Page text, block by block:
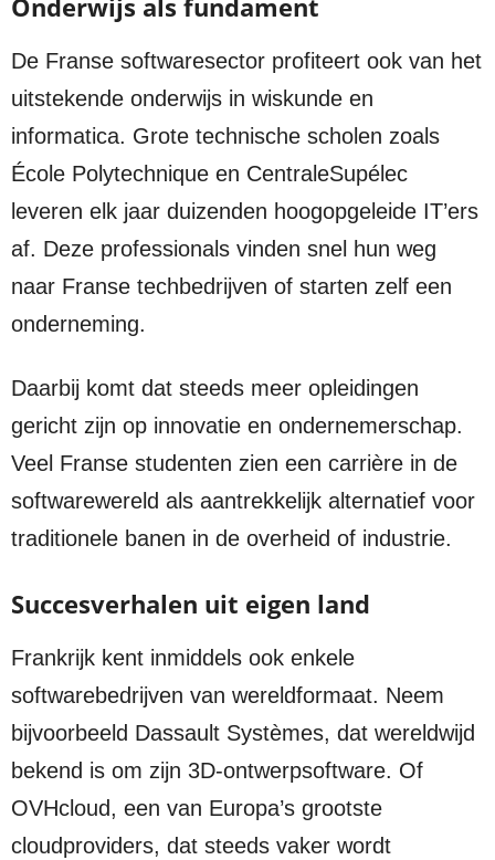
Onderwijs als fundament
De Franse softwaresector profiteert ook van het
uitstekende onderwijs in wiskunde en
informatica. Grote technische scholen zoals
École Polytechnique en CentraleSupélec
leveren elk jaar duizenden hoogopgeleide IT’ers
af. Deze professionals vinden snel hun weg
naar Franse techbedrijven of starten zelf een
onderneming.
Daarbij komt dat steeds meer opleidingen
gericht zijn op innovatie en ondernemerschap.
Veel Franse studenten zien een carrière in de
softwarewereld als aantrekkelijk alternatief voor
traditionele banen in de overheid of industrie.
Succesverhalen uit eigen land
Frankrijk kent inmiddels ook enkele
softwarebedrijven van wereldformaat. Neem
bijvoorbeeld Dassault Systèmes, dat wereldwijd
bekend is om zijn 3D-ontwerpsoftware. Of
OVHcloud, een van Europa’s grootste
cloudproviders, dat steeds vaker wordt